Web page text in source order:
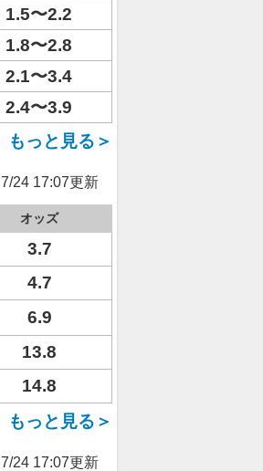
1.5〜2.2
1.8〜2.8
2.1〜3.4
2.4〜3.9
もっと見る＞
7/24 17:07更新
オッズ
3.7
4.7
6.9
13.8
14.8
もっと見る＞
7/24 17:07更新